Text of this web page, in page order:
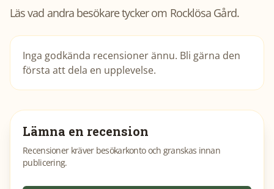
Läs vad andra besökare tycker om Rocklösa Gård.
Inga godkända recensioner ännu. Bli gärna den
första att dela en upplevelse.
Lämna en recension
Recensioner kräver besökarkonto och granskas innan
publicering.